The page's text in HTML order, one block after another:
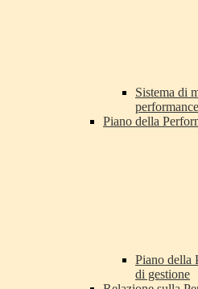
Sistema di
performance
Piano della
Piano della
di gestione